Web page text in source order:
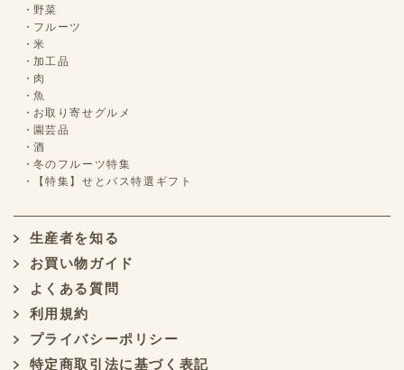
野菜
フルーツ
米
加工品
肉
魚
お取り寄せグルメ
園芸品
酒
冬のフルーツ特集
【特集】せとバス特選ギフト
生産者を知る
お買い物ガイド
よくある質問
利用規約
プライバシーポリシー
特定商取引法に基づく表記